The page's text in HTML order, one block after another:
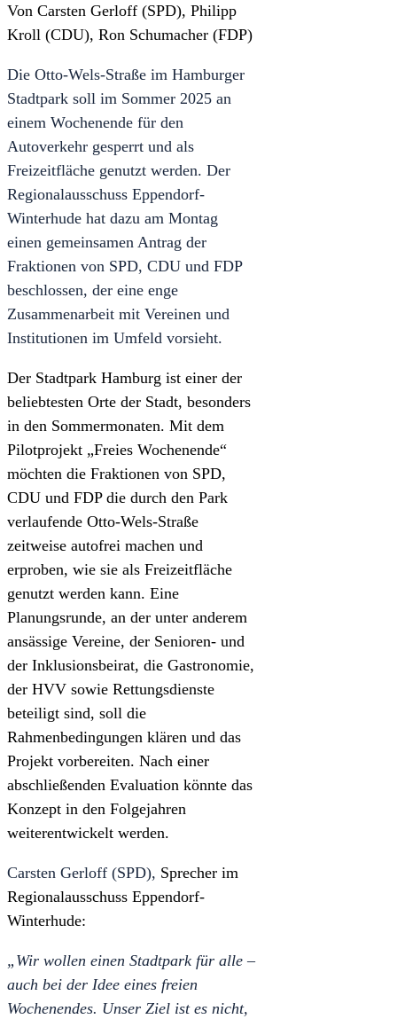
Von Carsten Gerloff (SPD), Philipp
Kroll (CDU), Ron Schumacher (FDP)
Die Otto-Wels-Straße im Hamburger
Stadtpark soll im Sommer 2025 an
einem Wochenende für den
Autoverkehr gesperrt und als
Freizeitfläche genutzt werden. Der
Regionalausschuss Eppendorf-
Winterhude hat dazu am Montag
einen gemeinsamen Antrag der
Fraktionen von SPD, CDU und FDP
beschlossen, der eine enge
Zusammenarbeit mit Vereinen und
Institutionen im Umfeld vorsieht.
Der Stadtpark Hamburg ist einer der
beliebtesten Orte der Stadt, besonders
in den Sommermonaten. Mit dem
Pilotprojekt „Freies Wochenende“
möchten die Fraktionen von SPD,
CDU und FDP die durch den Park
verlaufende Otto-Wels-Straße
zeitweise autofrei machen und
erproben, wie sie als Freizeitfläche
genutzt werden kann. Eine
Planungsrunde, an der unter anderem
ansässige Vereine, der Senioren- und
der Inklusionsbeirat, die Gastronomie,
der HVV sowie Rettungsdienste
beteiligt sind, soll die
Rahmenbedingungen klären und das
Projekt vorbereiten. Nach einer
abschließenden Evaluation könnte das
Konzept in den Folgejahren
weiterentwickelt werden.
Carsten Gerloff (SPD), Sprecher im
Regionalausschuss Eppendorf-
Winterhude:
„Wir wollen einen Stadtpark für alle –
auch bei der Idee eines freien
Wochenendes. Unser Ziel ist es nicht,